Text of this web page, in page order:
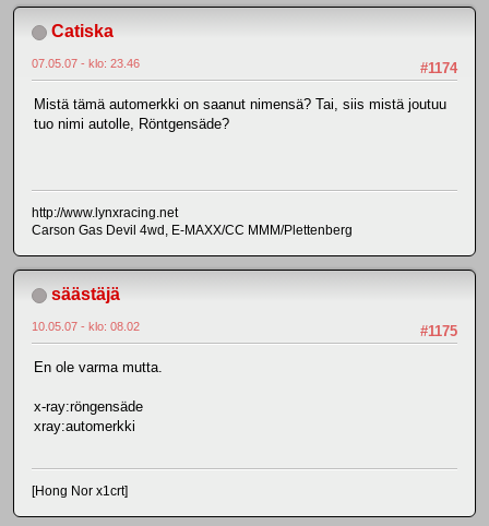
Catiska
#1174
07.05.07 - klo: 23.46
Mistä tämä automerkki on saanut nimensä? Tai, siis mistä joutuu
tuo nimi autolle, Röntgensäde?
http://www.lynxracing.net
Carson Gas Devil 4wd, E-MAXX/CC MMM/Plettenberg
säästäjä
#1175
10.05.07 - klo: 08.02
En ole varma mutta.
x-ray:röngensäde
xray:automerkki
[Hong Nor x1crt]